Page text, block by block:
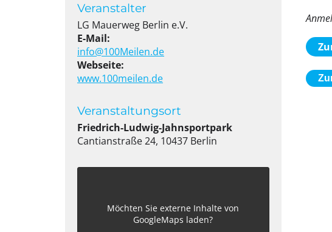
Veranstalter
LG Mauerweg Berlin e.V.
E-Mail:
info@100Meilen.de
Webseite:
www.100meilen.de
Veranstaltungsort
Friedrich-Ludwig-Jahnsportpark
Cantianstraße 24, 10437 Berlin
Möchten Sie externe Inhalte von
GoogleMaps laden?